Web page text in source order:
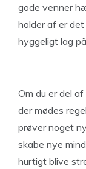
gode venner
holder af er
hyggeligt lag
Om du er del
der mødes
prøver noget
skabe nye
hurtigt blive